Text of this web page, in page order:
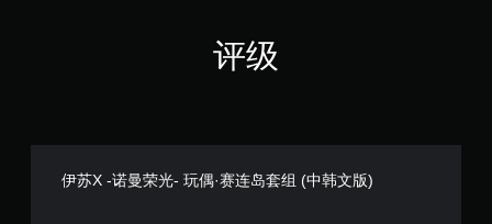
评级
伊苏X -诺曼荣光- 玩偶·赛连岛套组 (中韩文版)